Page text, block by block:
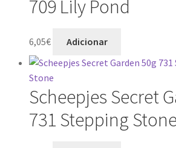
709 Lily Pond
6,05€ Adicionar
Scheepjes Secret
731 Stepping